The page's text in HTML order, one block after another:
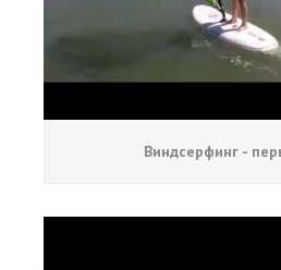
Виндсерфинг -